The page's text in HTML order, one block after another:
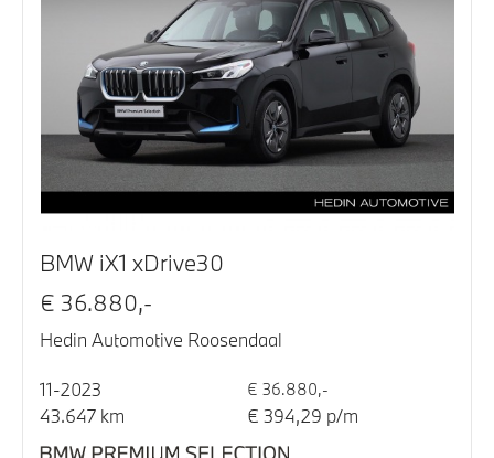
BMW iX1 xDrive30
€ 36.880,-
Hedin Automotive Roosendaal
11-2023 € 36.880,-
43.647 km € 394,29 p/m